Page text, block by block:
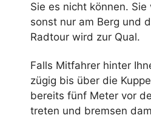
Sie es nicht können.
sonst nur am Berg und
Radtour wird zur Qual.
Falls Mitfahrer hinter
zügig bis über die
bereits fünf Meter vor
treten und bremsen